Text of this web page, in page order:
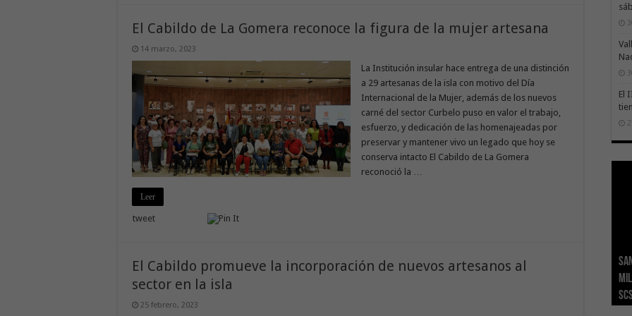
El Cabildo de La Gomera reconoce la figura de la mujer artesana
14 marzo, 2023
La Institución insular hace entrega de una distinción
a 29 artesanas de la isla con motivo del Día
Internacional de la Mujer, además de los nuevos
carné del sector Curbelo puso en valor el trabajo,
esfuerzo, y dedicación de las homenajeadas por
preservar y mantener vivo un legado que hoy se
conserva intacto El Cabildo de La Gomera
reconoció la …
Leer
tweet
El Cabildo promueve la incorporación de nuevos artesanos al
sector en la isla
25 febrero, 2023
El
SCS
El